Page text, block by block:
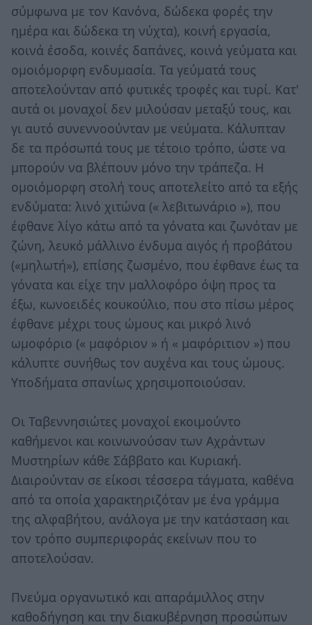
σύμφωνα με τον Κανόνα, δώδεκα φορές την
ημέρα και δώδεκα τη νύχτα), κοινή εργασία,
κοινά έσοδα, κοινές δαπάνες, κοινά γεύματα και
ομοιόμορφη ενδυμασία. Τα γεύματά τους
αποτελούνταν από φυτικές τροφές και τυρί. Κατ'
αυτά οι μοναχοί δεν μιλούσαν μεταξύ τους, και
γι αυτό συνεννοούνταν με νεύματα. Κάλυπταν
δε τα πρόσωπά τους με τέτοιο τρόπο, ώστε να
μπορούν να βλέπουν μόνο την τράπεζα. Η
ομοιόμορφη στολή τους αποτελείτο από τα εξής
ενδύματα: λινό χιτώνα (« λεβιτωνάριο »), που
έφθανε λίγο κάτω από τα γόνατα και ζωνόταν με
ζώνη, λευκό μάλλινο ένδυμα αιγός ή προβάτου
(«μηλωτή»), επίσης ζωσμένο, που έφθανε έως τα
γόνατα και είχε την μαλλοφόρο όψη προς τα
έξω, κωνοειδές κουκούλιο, που στο πίσω μέρος
έφθανε μέχρι τους ώμους και μικρό λινό
ωμοφόριο (« μαφόριον » ή « μαφόριτιον ») που
κάλυπτε συνήθως τον αυχένα και τους ώμους.
Υποδήματα σπανίως χρησιμοποιούσαν.
Οι Ταβεννησιώτες μοναχοί εκοιμούντο
καθήμενοι και κοινωνούσαν των Αχράντων
Μυστηρίων κάθε Σάββατο και Κυριακή.
Διαιρούνταν σε είκοσι τέσσερα τάγματα, καθένα
από τα οποία χαρακτηριζόταν με ένα γράμμα
της αλφαβήτου, ανάλογα με την κατάσταση και
τον τρόπο συμπεριφοράς εκείνων που το
αποτελούσαν.
Πνεύμα οργανωτικό και απαράμιλλος στην
καθοδήγηση και την διακυβέρνηση προσώπων